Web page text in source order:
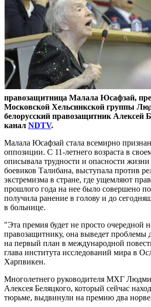
правозащитница Малала Юсафзай,
Московской Хельсинкской группы
белорусский правозащитник Алексей
канал NDTV.
Малала Юсафзай стала всемирно
оппозиции. C 11-летнего возраста в
описывала трудности и опасности
боевиков Талибана, выступала против
экстремизма в стране, где ущемляют
прошлого года на нее было совершено
получила ранение в голову и до
в больнице.
"Эта премия будет не просто очередной
правозащитнику, она выведет проблемы
на первый план в международной
глава института исследований мира в
Харпвикен.
Многолетнего руководителя МХГ
Алексея Беляцкого, который сейчас
тюрьме, выдвинули на премию два